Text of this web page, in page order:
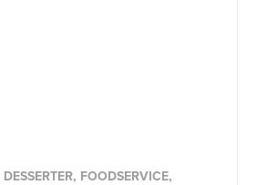
FOODSERVICE,